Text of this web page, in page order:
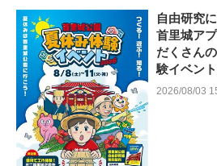
自由研究
首里城ア
だくさん
験イベン
2026/08/03